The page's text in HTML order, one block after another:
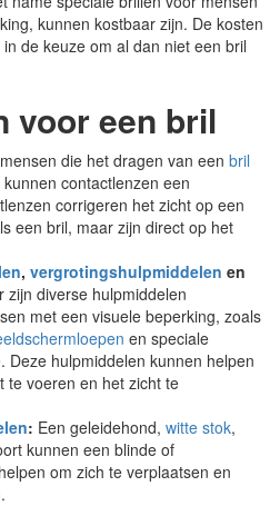
kunnen kostbaar zijn. De kosten
de keuze om al dan niet een bril
voor een bril
die het dragen van een bril
contactlenzen een
corrigeren het zicht op een
een bril, maar zijn direct op het
, vergrotingshulpmiddelen en
zijn diverse hulpmiddelen
met een visuele beperking, zoals
en speciale
. Deze hulpmiddelen kunnen helpen
te voeren en het zicht te
: Een geleidehond, witte stok,
kunnen een blinde of
om zich te verplaatsen en